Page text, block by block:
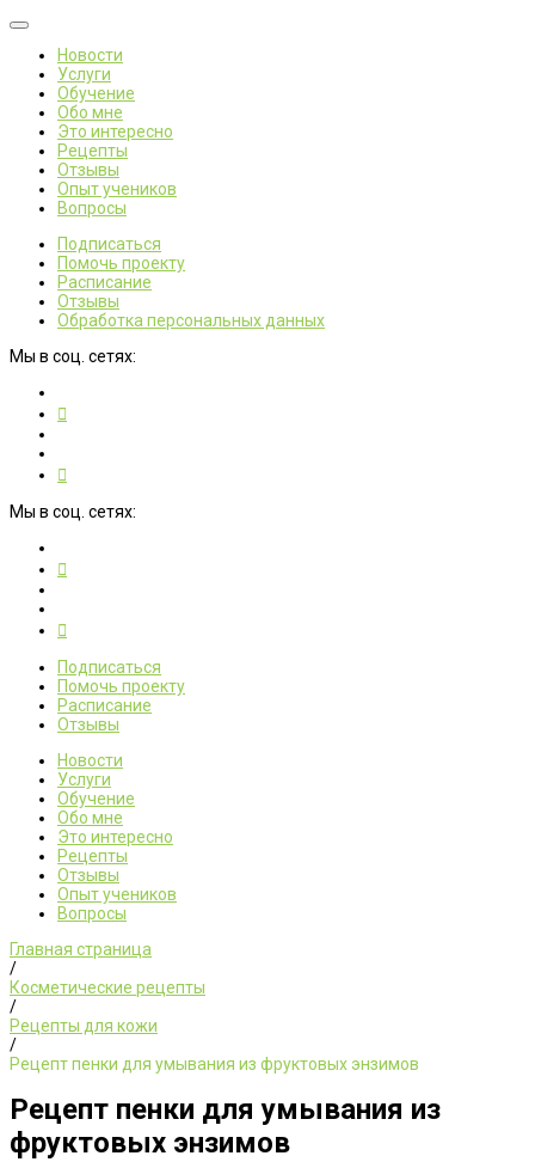
Новости
Услуги
Обучение
Обо мне
Это интересно
Рецепты
Отзывы
Опыт учеников
Вопросы
Подписаться
Помочь проекту
Расписание
Отзывы
Обработка персональных данных
Мы в соц. сетях:
Мы в соц. сетях:
Подписаться
Помочь проекту
Расписание
Отзывы
Новости
Услуги
Обучение
Обо мне
Это интересно
Рецепты
Отзывы
Опыт учеников
Вопросы
Главная страница
/
Косметические рецепты
/
Рецепты для кожи
/
Рецепт пенки для умывания из фруктовых энзимов
Рецепт пенки для умывания из
фруктовых энзимов